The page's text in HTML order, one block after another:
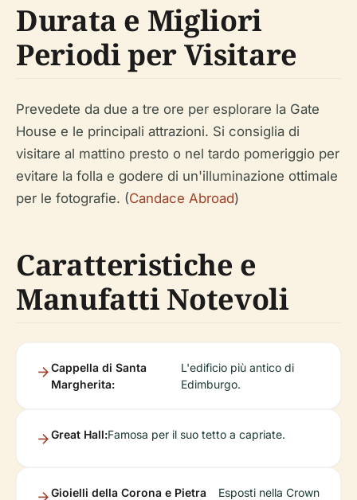
Durata e Migliori
Periodi per Visitare
Prevedete da due a tre ore per esplorare la Gate
House e le principali attrazioni. Si consiglia di
visitare al mattino presto o nel tardo pomeriggio per
evitare la folla e godere di un'illuminazione ottimale
per le fotografie. (Candace Abroad)
Caratteristiche e
Manufatti Notevoli
Cappella di Santa
Margherita:
L'edificio più antico di
Edimburgo.
Great Hall:Famosa per il suo tetto a capriate.
Gioielli della Corona e Pietra
Esposti nella Crown